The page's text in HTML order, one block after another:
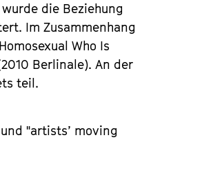
die Beziehung
Im Zusammenhang
Who Is
Berlinale). An der
teil.
"artists’ moving